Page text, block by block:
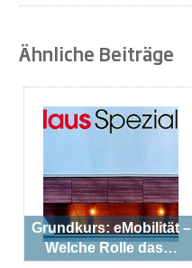
Ähnliche Beiträge
Grundkurs: eMobilität –
Welche Rolle das…